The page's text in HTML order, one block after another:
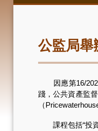
目
公監局舉
因應第16/2023
踐，公共資產監
（
課程包括“投資